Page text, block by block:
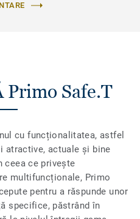
Primo Safe.T
cu funcționalitatea, astfel
atractive, actuale și bine
ceea ce privește
multifuncționale, Primo
pentru a răspunde unor
specifice, păstrând în